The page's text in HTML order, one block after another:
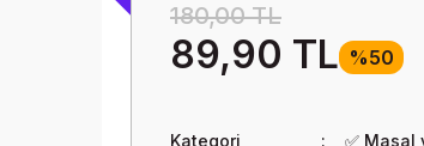
180,00 TL
89,90 TL %50
Kategori
✅ Masal